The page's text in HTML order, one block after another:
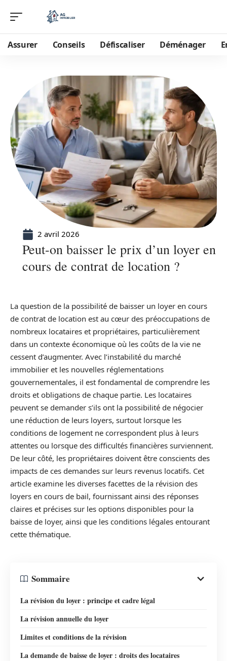
Assurer Conseils Défiscaliser Déménager
2 avril 2026
Peut-on baisser le prix d’un loyer en
cours de contrat de location ?
La question de la possibilité de baisser un loyer en cours
de contrat de location est au cœur des préoccupations de
nombreux locataires et propriétaires, particulièrement
dans un contexte économique où les coûts de la vie ne
cessent d’augmenter. Avec l’instabilité du marché
immobilier et les nouvelles réglementations
gouvernementales, il est fondamental de comprendre les
droits et obligations de chaque partie. Les locataires
peuvent se demander s’ils ont la possibilité de négocier
une réduction de leurs loyers, surtout lorsque les
conditions de logement ne correspondent plus à leurs
attentes ou lorsque des difficultés financières surviennent.
De leur côté, les propriétaires doivent être conscients des
impacts de ces demandes sur leurs revenus locatifs. Cet
article examine les diverses facettes de la révision des
loyers en cours de bail, fournissant ainsi des réponses
claires et précises sur les options disponibles pour la
baisse de loyer, ainsi que les conditions légales entourant
cette thématique.
Sommaire
La révision du loyer : principe et cadre légal
La révision annuelle du loyer
Limites et conditions de la révision
La demande de baisse de loyer : droits des locataires